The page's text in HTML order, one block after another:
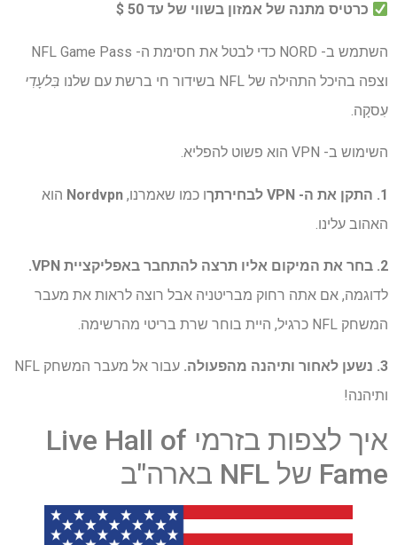
כרטיס מתנה של אמזון בשווי של עד 50 $
השתמש ב- NORD כדי לבטל את חסימת ה- NFL Game Pass
וצפה בהיכל התהילה של NFL בשידור חי ברשת עם שלנו
בִּלעָדִי
עִסקָה.
השימוש ב- VPN הוא פשוט להפליא.
1. התקן את ה- VPN לבחירתך ו כמו שאמרנו, Nordvpn הוא
האהוב עלינו.
2. בחר את המיקום אליו תרצה להתחבר באפליקציית VPN.
לדוגמה, אם אתה רחוק מבריטניה אבל רוצה לראות את מעבר
המשחק NFL כרגיל, היית בוחר שרת בריטי מהרשימה.
3. נשען לאחור ותיהנה מהפעולה.
עבור אל מעבר המשחק NFL
ותיהנה!
איך לצפות בזרמי Live Hall of
Fame של NFL בארה"ב